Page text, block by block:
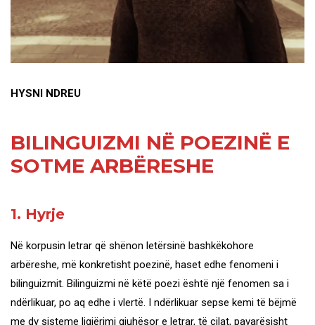
HYSNI NDREU
BILINGUIZMI NË POEZINË E
SOTME ARBËRESHE
1. Hyrje
Në korpusin letrar që shënon letërsinë bashkëkohore
arbëreshe, më konkretisht poezinë, haset edhe fenomeni i
bilinguizmit. Bilinguizmi në këtë poezi është një fenomen sa i
ndërlikuar, po aq edhe i vlertë. I ndërlikuar sepse kemi të bëjmë
me dy sisteme ligjërimi gjuhësor e letrar, të cilat, pavarësisht